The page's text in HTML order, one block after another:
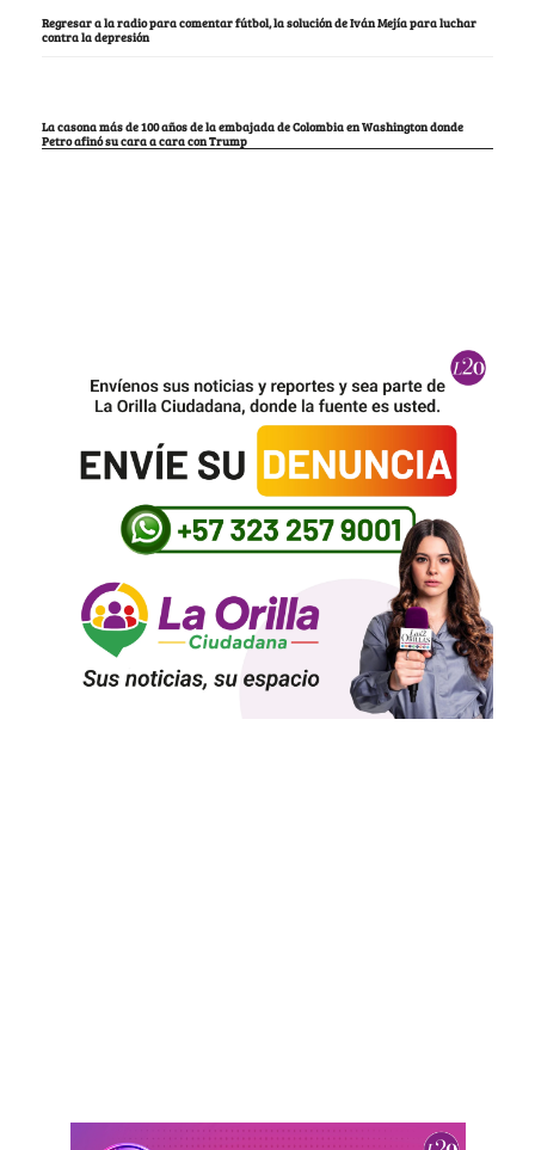
Regresar a la radio para comentar fútbol, la solución de Iván Mejía para luchar
contra la depresión
La casona más de 100 años de la embajada de Colombia en Washington donde
Petro afinó su cara a cara con Trump